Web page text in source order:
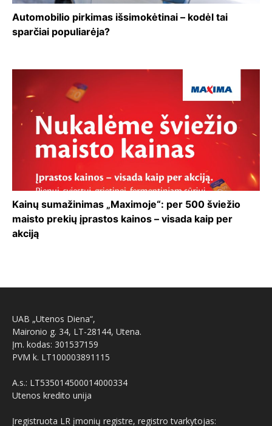
Automobilio pirkimas išsimokėtinai – kodėl tai
sparčiai populiarėja?
Kainų sumažinimas „Maximoje“: per 500 šviežio
maisto prekių įprastos kainos – visada kaip per
akciją
UAB „Utenos Diena“,
Maironio g. 34, LT-28144, Utena.
Įm. kodas: 301537159
PVM k. LT100003891115
A.s.: LT535014500014000334
Utenos kredito unija
Įregistruota LR įmonių registre, registro tvarkytojas: